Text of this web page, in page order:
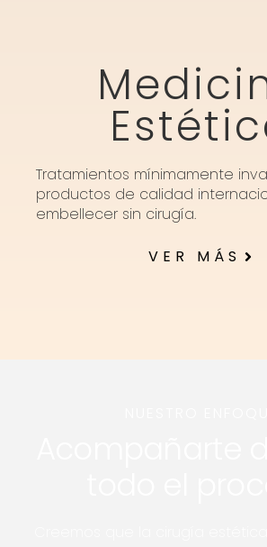
Tratamientos mínimamente
productos de calidad
embellecer sin cirugía.
VER MÁS